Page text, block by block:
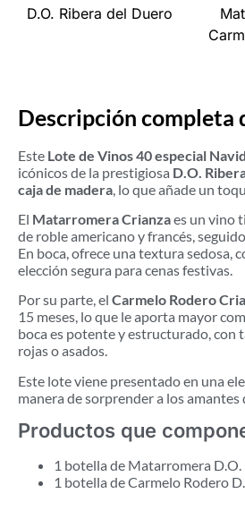
D.O. Ribera del Duero
Descripción completa
Este Lote de Vinos 40 especial
icónicos de la prestigiosa D.O.
caja de madera , lo que añade un
El Matarromera Crianzaes un vino
de roble americano y francés,
En boca, ofrece una textura sedosa,
elección segura para cenas festivas.
Por su parte, el Carmelo Rodero
15 meses, lo que le aporta mayor
boca es potente y estructurado, con
rojas o asados.
Este lote viene presentado en una
manera de sorprender a los
Productos que
1 botella de Matarromera
1 botella de Carmelo Rodero